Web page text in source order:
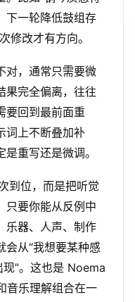
下一轮降低鼓组存
修改才有方向。
对，通常只需要微
果完全偏离，往往
要回到最前面重
词上不断叠加补
重写还是微调。
到位，而是把听觉
只要你能从反例中
乐器、人声、制作
会从“我想要某种感
现”。这也是 Noema
音乐理解组合在一